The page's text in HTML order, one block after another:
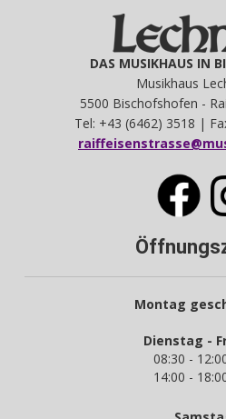
DAS MUSIKHAUS IN
Musikhaus
5500 Bischofshofen -
Tel: +43 (6462) 3518 |
Montag
Dienstag -
08:30 -
14:00 -